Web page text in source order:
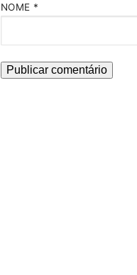
NOME *